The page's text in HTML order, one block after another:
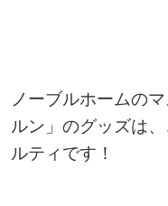
ノーブルホームの
ルン」のグッズは
ルティです！